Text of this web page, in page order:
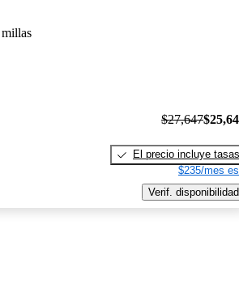
$27,647
El precio incluye tasas
$235/mes
Verif. disponibilidad